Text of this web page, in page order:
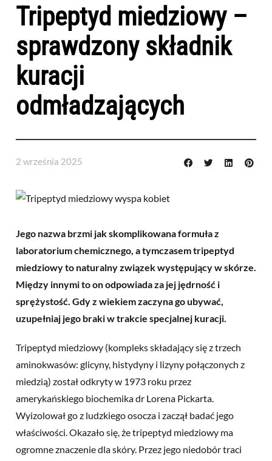
Tripeptyd miedziowy –
sprawdzony składnik
kuracji
odmładzających
2 września 2025
Jego nazwa brzmi jak skomplikowana formuła z
laboratorium chemicznego, a tymczasem tripeptyd
miedziowy to naturalny związek występujący w skórze.
Między innymi to on odpowiada za jej jędrność i
sprężystość. Gdy z wiekiem zaczyna go ubywać,
uzupełniaj jego braki w trakcie specjalnej kuracji.
Tripeptyd miedziowy (kompleks składający się z trzech
aminokwasów: glicyny, histydyny i lizyny połączonych z
miedzią) został odkryty w 1973 roku przez
amerykańskiego biochemika dr Lorena Pickarta.
Wyizolował go z ludzkiego osocza i zaczął badać jego
właściwości. Okazało się, że tripeptyd miedziowy ma
ogromne znaczenie dla skóry. Przez jego niedobór traci